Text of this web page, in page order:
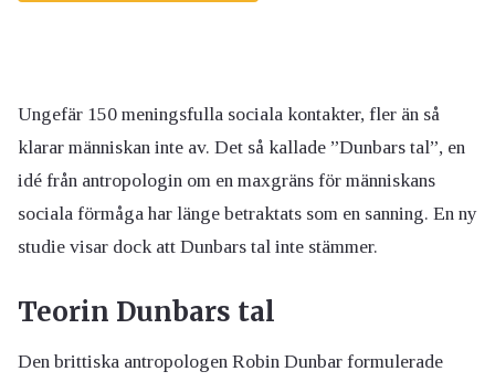
Ungefär 150 meningsfulla sociala kontakter, fler än så
klarar människan inte av. Det så kallade ”Dunbars tal”, en
idé från antropologin om en maxgräns för människans
sociala förmåga har länge betraktats som en sanning. En ny
studie visar dock att Dunbars tal inte stämmer.
Teorin Dunbars tal
Den brittiska antropologen Robin Dunbar formulerade